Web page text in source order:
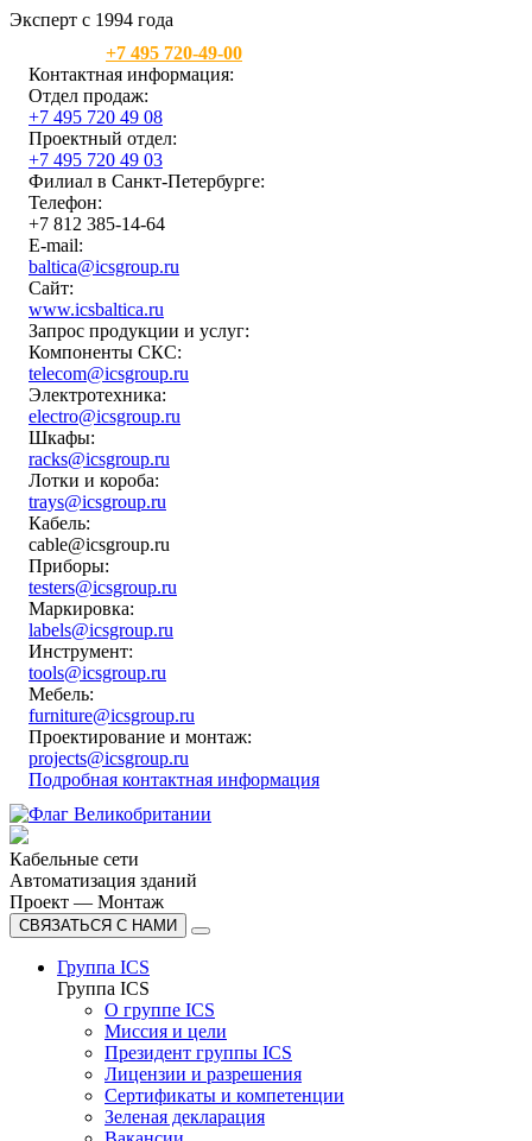
Эксперт с 1994 года
+7 495 720-49-00
Контактная информация:
Отдел продаж:
+7 495 720 49 08
Проектный отдел:
+7 495 720 49 03
Филиал в Санкт-Петербурге:
Телефон:
+7 812 385-14-64
E-mail:
baltica@icsgroup.ru
Сайт:
www.icsbaltica.ru
Запрос продукции и услуг:
Компоненты СКС:
telecom@icsgroup.ru
Электротехника:
electro@icsgroup.ru
Шкафы:
racks@icsgroup.ru
Лотки и короба:
trays@icsgroup.ru
Кабель:
cable@icsgroup.ru
Приборы:
testers@icsgroup.ru
Маркировка:
labels@icsgroup.ru
Инструмент:
tools@icsgroup.ru
Мебель:
furniture@icsgroup.ru
Проектирование и монтаж:
projects@icsgroup.ru
Подробная контактная информация
Кабельные сети
Автоматизация зданий
Проект — Монтаж
СВЯЗАТЬСЯ С НАМИ
Группа ICS
Группа ICS
О группе ICS
Миссия и цели
Президент группы ICS
Лицензии и разрешения
Сертификаты и компетенции
Зеленая декларация